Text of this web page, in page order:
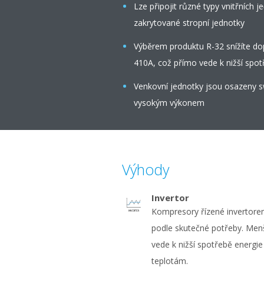
Lze připojit různé typy vnitřních
zakrytované stropní jednotky
Výběrem produktu R-32 snížíte
410A, což přímo vede k nižší
Venkovní jednotky jsou osazeny
vysokým výkonem
Výhody
Invertor
Kompresory řízené
podle skutečné potřeby.
vede k nižší spotřebě
teplotám.